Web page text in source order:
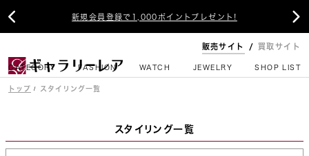
新規会員登録で1,000ポイントプレゼント!
 
販売サイト 買取サイト
CATEGORY FASHION WATCH JEWELRY SHOP LIST
トップ スタイリング一覧
スタイリング一覧